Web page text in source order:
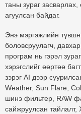
таны зураг засварлах,
агуулсан байдаг.
Энэ мэргэжлийн
боловсруулагч,
програм нь гэрэл
хэрэгслийг өөртөө
зэрэг AI дээр
Weather, Sun Flare,
шинэ фильтер , RAW
сайжруулсан